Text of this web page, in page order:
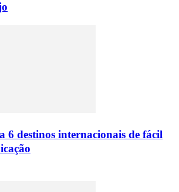
6 destinos internacionais de fácil